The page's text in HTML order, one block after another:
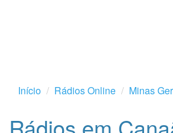
Início Rádios Online Minas